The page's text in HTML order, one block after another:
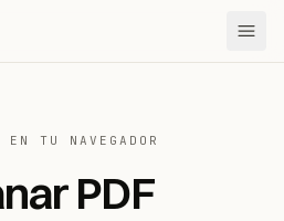
EN TU NAVEGADOR
PDF